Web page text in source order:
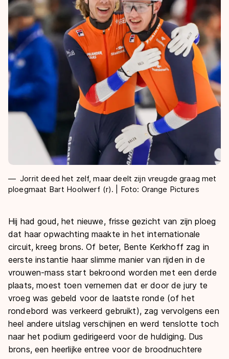
Jorrit deed het zelf, maar deelt zijn vreugde graag met
ploegmaat Bart Hoolwerf (r). | Foto: Orange Pictures
Hij had goud, het nieuwe, frisse gezicht van zijn ploeg
dat haar opwachting maakte in het internationale
circuit, kreeg brons. Of beter, Bente Kerkhoff zag in
eerste instantie haar slimme manier van rijden in de
vrouwen-mass start bekroond worden met een derde
plaats, moest toen vernemen dat er door de jury te
vroeg was gebeld voor de laatste ronde (of het
rondebord was verkeerd gebruikt), zag vervolgens een
heel andere uitslag verschijnen en werd tenslotte toch
naar het podium gedirigeerd voor de huldiging. Dus
brons, een heerlijke entree voor de broodnuchtere